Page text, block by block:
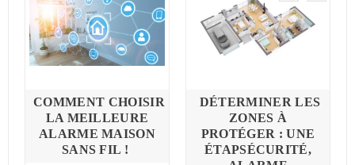
COMMENT CHOISIR
LA MEILLEURE
ALARME MAISON
SANS FIL !
DÉTERMINER LES
ZONES À
PROTÉGER : UNE
ÉTAPSÉCURITÉ,